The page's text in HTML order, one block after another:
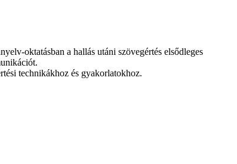
oktatásban a hallás utáni szövegértés elsődleges
technikákhoz és gyakorlatokhoz.